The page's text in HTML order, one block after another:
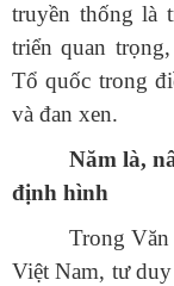
truyền thống là
triển quan
Tổ quốc trong
và đan xen.
Năm là,
định hình
Trong
Việt Nam, tư